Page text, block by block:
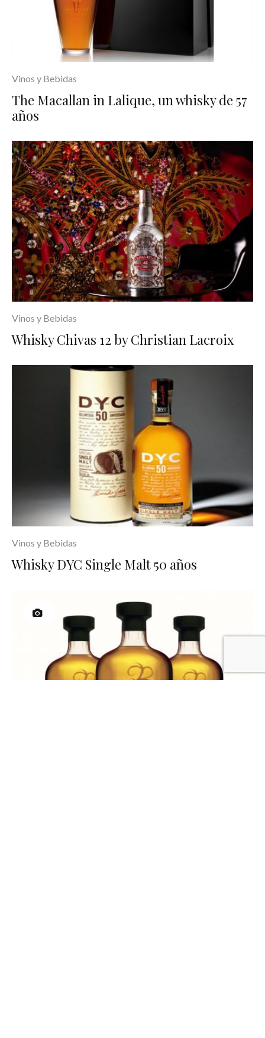
Vinos y Bebidas
The Macallan in Lalique, un whisky de 57
años
Vinos y Bebidas
Whisky Chivas 12 by Christian Lacroix
Vinos y Bebidas
Whisky DYC Single Malt 50 años